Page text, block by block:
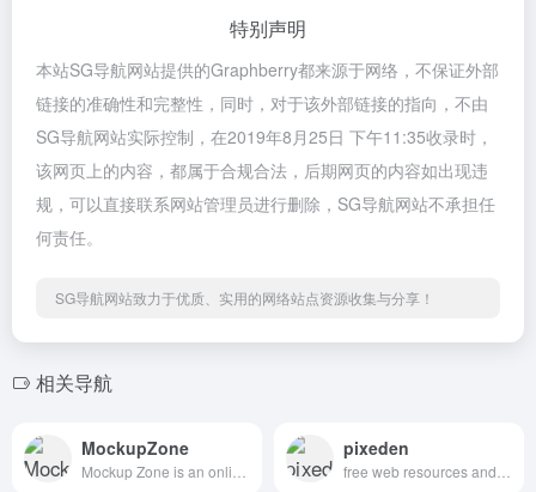
特别声明
本站SG导航网站提供的Graphberry都来源于网络，不保证外部
链接的准确性和完整性，同时，对于该外部链接的指向，不由
SG导航网站实际控制，在2019年8月25日 下午11:35收录时，
该网页上的内容，都属于合规合法，后期网页的内容如出现违
规，可以直接联系网站管理员进行删除，SG导航网站不承担任
何责任。
SG导航网站致力于优质、实用的网络站点资源收集与分享！
相关导航
MockupZone pixeden